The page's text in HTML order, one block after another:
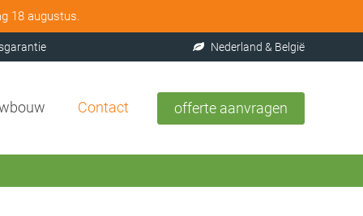
18 augustus.
Nederland & België
Contact offerte aanvragen